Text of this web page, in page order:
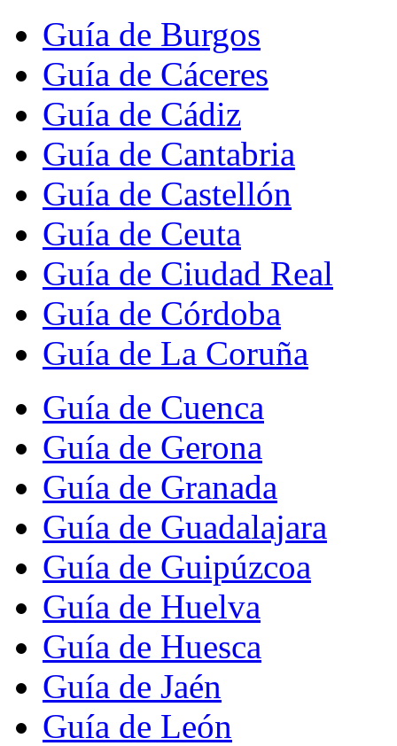
Guía de Burgos
Guía de Cáceres
Guía de Cádiz
Guía de Cantabria
Guía de Castellón
Guía de Ceuta
Guía de Ciudad Real
Guía de Córdoba
Guía de La Coruña
Guía de Cuenca
Guía de Gerona
Guía de Granada
Guía de Guadalajara
Guía de Guipúzcoa
Guía de Huelva
Guía de Huesca
Guía de Jaén
Guía de León